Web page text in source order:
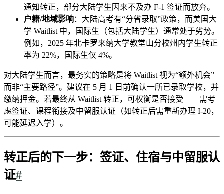
通知转正，部分大陆学生因来不及办 F-1 签证而放弃。
户籍/地域影响：大陆高考有“分省录取”政策，而美国大
学 Waitlist 中，国际生（包括大陆学生）通常处于劣势。
例如，2025 年北卡罗来纳大学教堂山分校州内学生转正
率为 22%，国际生仅 4%。
对大陆学生而言，最务实的策略是将 Waitlist 视为“额外机会”
而非“主要路径”。建议在 5 月 1 日前确认一所已录取学校，并
缴纳押金。若最终从 Waitlist 转正，可权衡是否接受——需考
虑签证、课程衔接及中留服认证（如转正后需重新办理 I-20，
可能延迟入学）。
转正后的下一步：签证、住宿与中留服认
证#